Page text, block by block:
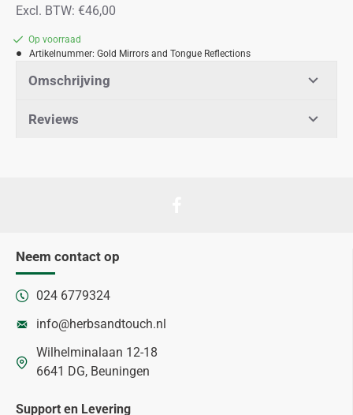
Excl. BTW: €46,00
Op voorraad
Artikelnummer: Gold Mirrors and Tongue Reflections
Omschrijving
Reviews
Neem contact op
024 6779324
info@herbsandtouch.nl
Wilhelminalaan 12-18
6641 DG, Beuningen
Support en Levering